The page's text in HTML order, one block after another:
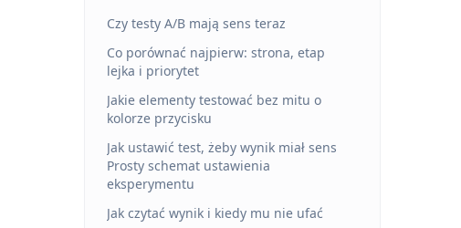
Czy testy A/B mają sens teraz
Co porównać najpierw: strona, etap
lejka i priorytet
Jakie elementy testować bez mitu o
kolorze przycisku
Jak ustawić test, żeby wynik miał sens
Prosty schemat ustawienia
eksperymentu
Jak czytać wynik i kiedy mu nie ufać